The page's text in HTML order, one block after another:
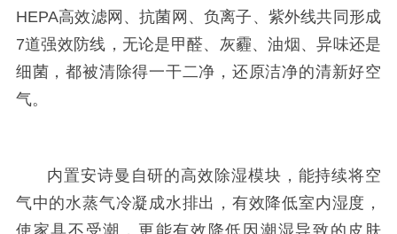
HEPA高效滤网、抗菌网、负离子、紫外线共同形成
7道强效防线，无论是甲醛、灰霾、油烟、异味还是
细菌，都被清除得一干二净，还原洁净的清新好空
气。
内置安诗曼自研的高效除湿模块，能持续将空
气中的水蒸气冷凝成水排出，有效降低室内湿度，
使家具不受潮，更能有效降低因潮湿导致的皮肤